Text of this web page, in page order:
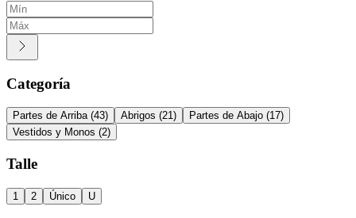
Categoría
Partes de Arriba (43) Abrigos (21) Partes de Abajo (17)
Vestidos y Monos (2)
Talle
1 2 Único U